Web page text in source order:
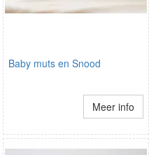
Baby muts en Snood
Meer info